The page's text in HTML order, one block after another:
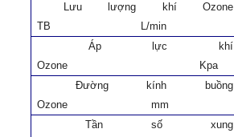
Lưu lượng khí Ozone
TB
L/min
Áp lực khí
Ozone
Kpa
Đường kính buồng
Ozone
mm
Tần số xung